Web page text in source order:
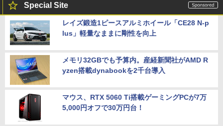
Special Site
レイズ鍛造1ピースアルミホイール「CE28 N-p
lus」軽量なままに剛性を向上
メモリ32GBでも予算内。産経新聞社がAMD R
yzen搭載dynabookを2千台導入
マウス、RTX 5060 Ti搭載ゲーミングPCが7万
5,000円オフで30万円台！